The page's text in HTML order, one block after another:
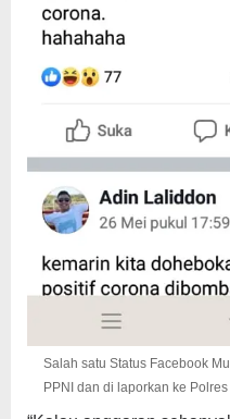
Salah satu Status Facebook
PPNI dan di laporkan ke Polres